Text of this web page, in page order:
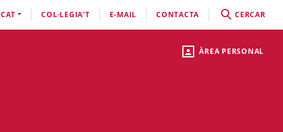
ÀREA PERSONAL
CAT COL·LEGIA'T E-MAIL CONTACTA CERCAR